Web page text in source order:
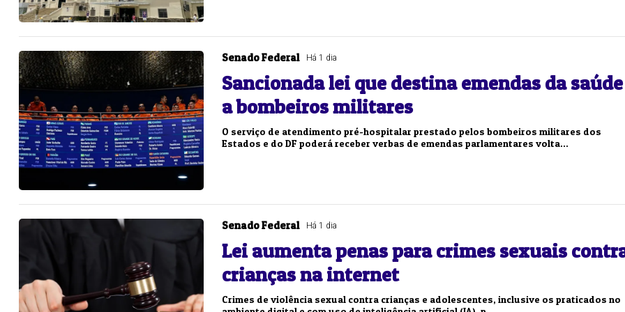
Senado Federal Há 1 dia
Sancionada lei que destina emendas da saúde
a bombeiros militares
O serviço de atendimento pré-hospitalar prestado pelos bombeiros militares dos
Estados e do DF poderá receber verbas de emendas parlamentares volta...
Senado Federal Há 1 dia
Lei aumenta penas para crimes sexuais
crianças na internet
Crimes de violência sexual contra crianças e adolescentes, inclusive os praticados no